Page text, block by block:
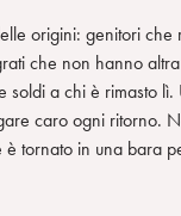
origini: genitori
che non hanno
soldi a chi è rimasto lì.
caro ogni ritorno.
tornato in una bara